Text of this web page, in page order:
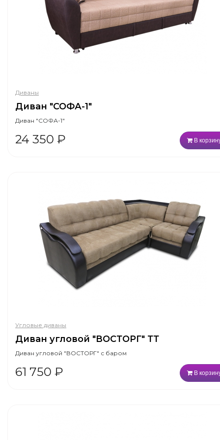
Диваны
Диван "СОФА-1"
Диван "СОФА-1"
24 350 ₽ В
Угловые диваны
Диван угловой "ВОСТОРГ" ТТ
Диван угловой "ВОСТОРГ" с баром
61 750 ₽ В